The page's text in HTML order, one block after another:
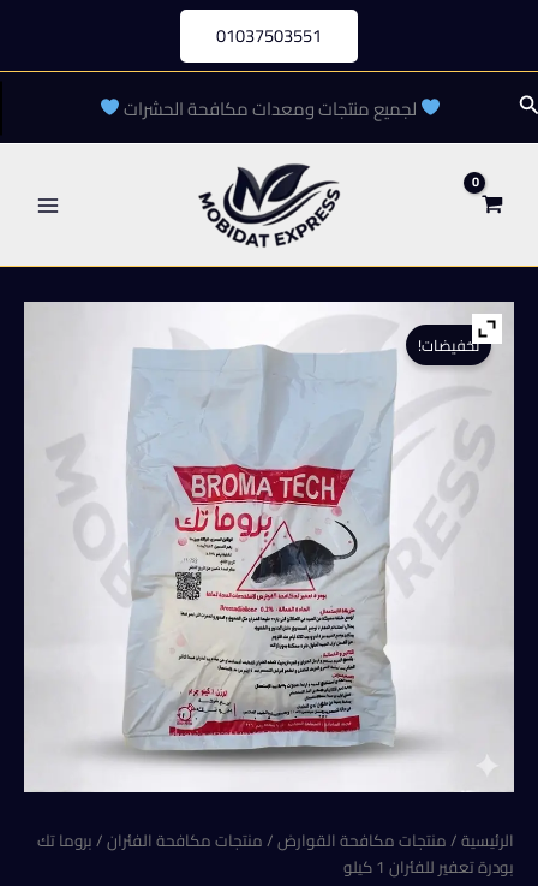
المحتوى
01037503551
البحث لجميع منتجات ومعدات مكافحة الحشرات
تخفيضات!
الرئيسية/منتجات مكافحة القوارض/منتجات مكافحة الفئران/ بروما تك
بودرة تعفير للفئران 1 كيلو